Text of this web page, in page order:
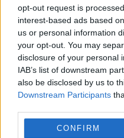
opt-out request is
interest-based ads based
us or personal information
your opt-out. You may
disclosure of your personal
IAB’s list of downstream
also be disclosed by us to
Downstream Participants
CONFIRM
molecule...